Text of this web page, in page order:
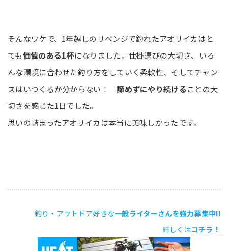
そんなワケで、1年越しのリベンジで釣れたアオリイカはと
ても価値のある1杯になりました。仕掛選びの大切さ、いろ
んな環境に合わせた釣り方をしていく柔軟性、そしてチャン
スはいつくるか分からない！諦めずにやり続けることの大
切さを感じた1日でした。
思いの詰まったアオリイカは本当に美味しかったです。
釣り・アウトドア好きな一般ライターさんを強力募集中!!
詳しくはコチラ！